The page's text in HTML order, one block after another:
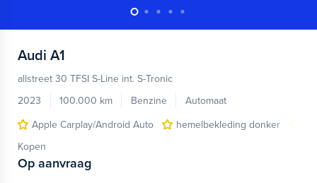
Audi A1
allstreet 30 TFSI S-Line int. S-Tronic
2023
100.000 km Benzine
Automaat
Apple Carplay/Android Auto
hemelbekleding donker
Kopen
Op aanvraag